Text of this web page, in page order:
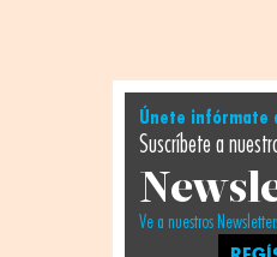
Únete infórmate
Suscríbete a
Ve a nuestros